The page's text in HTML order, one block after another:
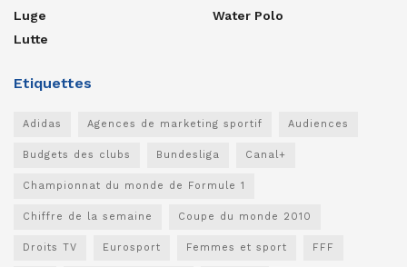
Luge
Lutte
Water Polo
Etiquettes
Adidas Agences de marketing sportif Audiences
Budgets des clubs Bundesliga Canal+
Championnat du monde de Formule 1
Chiffre de la semaine Coupe du monde 2010
Droits TV Eurosport Femmes et sport FFF